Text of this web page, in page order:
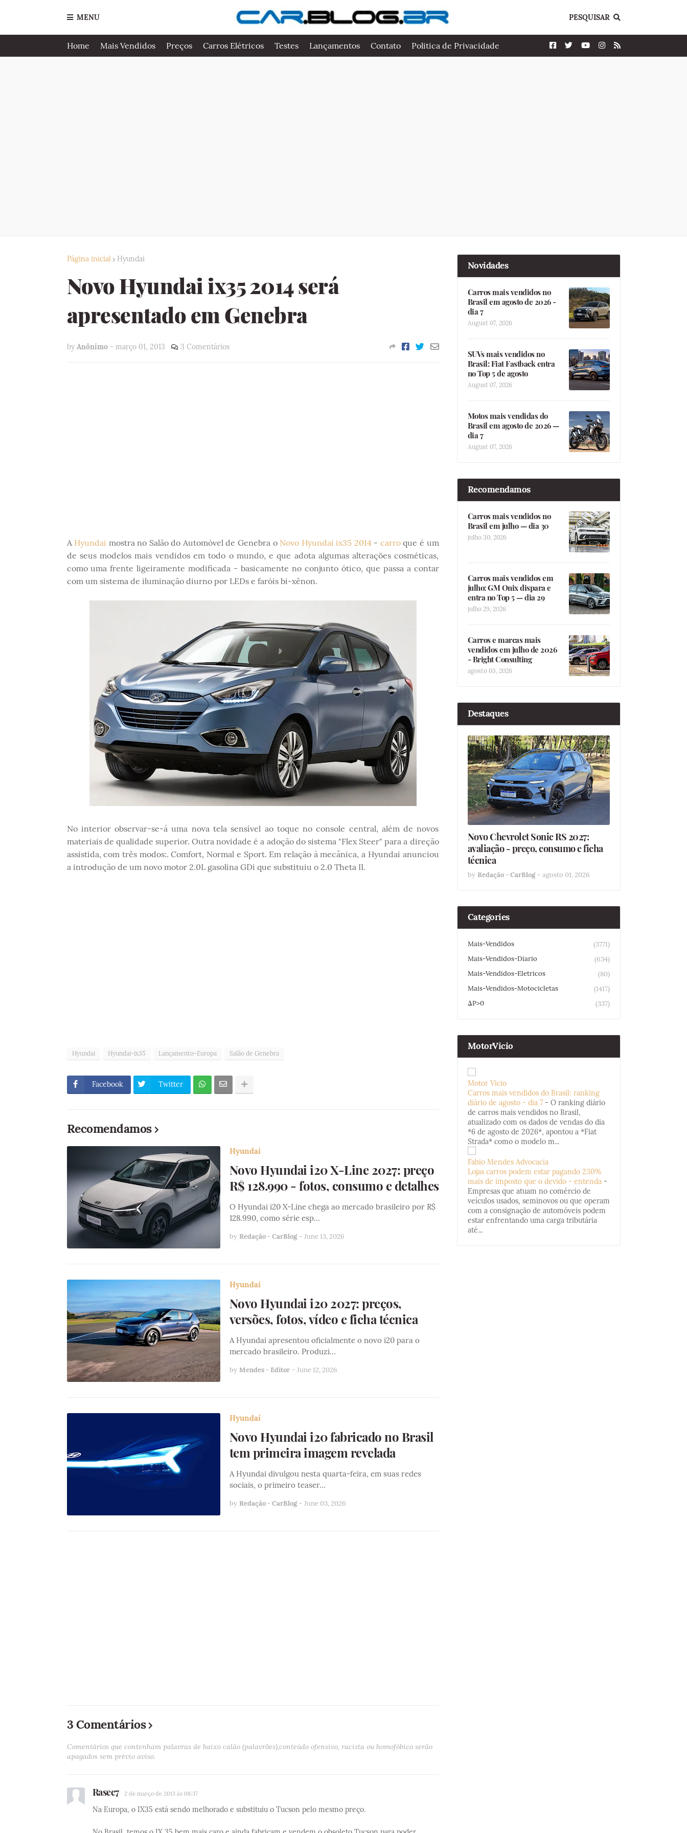
MENU PESQUISAR
Home Mais Vendidos Preços Carros Elétricos Testes Lançamentos Contato Politica de Privacidade
Página inicial Hyundai
Novo Hyundai ix35 2014 será
apresentado em Genebra
by Anônimo - março 01, 2013 3 Comentários
A Hyundai mostra no Salão do Automóvel de Genebra o Novo Hyundai ix35 2014 - carroque é um
de seus modelos mais vendidos em todo o mundo, e que adota algumas alterações cosméticas,
como uma frente ligeiramente modificada - basicamente no conjunto ótico, que passa a contar
com um sistema de iluminação diurno por LEDs e faróis bi-xênon.
No interior observar-se-á uma nova tela sensível ao toque no console central, além de novos
materiais de qualidade superior. Outra novidade é a adoção do sistema "Flex Steer" para a direção
assistida, com três modos:. Comfort, Normal e Sport. Em relação à mecânica, a Hyundai anunciou
a introdução de um novo motor 2.0L gasolina GDi que substituiu o 2.0 Theta II.
Hyundai Hyundai-ix35 Lançamento-Europa Salão de Genebra
Facebook Twitter
Recomendamos
Hyundai
Novo Hyundai i20 X-Line 2027: preço
R$ 128.990 - fotos, consumo e detalhes
O Hyundai i20 X-Line chega ao mercado brasileiro por R$
128.990, como série esp…
by Redação - CarBlog - June 13, 2026
Hyundai
Novo Hyundai i20 2027: preços,
versões, fotos, vídeo e ficha técnica
A Hyundai apresentou oficialmente o novo i20 para o
mercado brasileiro. Produzi…
by Mendes - Editor - June 12, 2026
Hyundai
Novo Hyundai i20 fabricado no Brasil
tem primeira imagem revelada
A Hyundai divulgou nesta quarta-feira, em suas redes
sociais, o primeiro teaser…
by Redação - CarBlog - June 03, 2026
3 Comentários
Comentários que contenham palavras de baixo calão (palavrões),conteúdo ofensivo, racista ou homofóbico serão
apagados sem prévio aviso.
Rasec7 2 de março de 2013 às 08:37
Na Europa, o IX35 está sendo melhorado e substituiu o Tucson pelo mesmo preço.
Novidades
Carros mais vendidos no
Brasil em agosto de 2026 -
dia 7
August 07, 2026
SUVs mais vendidos no
Brasil: Fiat Fastback entra
no Top 5 de agosto
August 07, 2026
Motos mais vendidas do
Brasil em agosto de 2026 —
dia 7
August 07, 2026
Recomendamos
Carros mais vendidos no
Brasil em julho — dia 30
julho 30, 2026
Carros mais vendidos em
julho: GM Onix dispara e
entra no Top 5 — dia 29
julho 29, 2026
Carros e marcas mais
vendidos em julho de 2026
- Bright Consulting
agosto 03, 2026
Destaques
Novo Chevrolet Sonic RS 2027:
avaliação - preço, consumo e ficha
técnica
by Redação - CarBlog - agosto 01, 2026
Categories
Mais-Vendidos
(3771)
Mais-Vendidos-Diario
(634)
Mais-Vendidos-Eletricos
(80)
Mais-Vendidos-Motocicletas
(1417)
ΔP>0
(337)
MotorVicio
Motor Vício
Carros mais vendidos do Brasil: ranking
diário de agosto - dia 7 - O ranking diário
de carros mais vendidos no Brasil,
atualizado com os dados de vendas do dia
*6 de agosto de 2026*, apontou a *Fiat
Strada* como o modelo m...
Fabio Mendes Advocacia
Lojas carros podem estar pagando 230%
mais de imposto que o devido - entenda -
Empresas que atuam no comércio de
veículos usados, seminovos ou que operam
com a consignação de automóveis podem
estar enfrentando uma carga tributária
até...